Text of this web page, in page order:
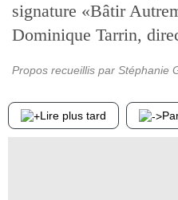
signature «Bâtir
Dominique Tarrin,
Propos recueillis par Stéphanie
Lire plus tard